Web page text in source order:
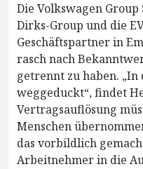
Die Volkswagen Group
Dirks-Group und die
Geschäftspartner in
rasch nach
getrennt zu haben.
weggeduckt“, findet
Vertragsauflösung
Menschen
das vorbildlich
Arbeitnehmer in die